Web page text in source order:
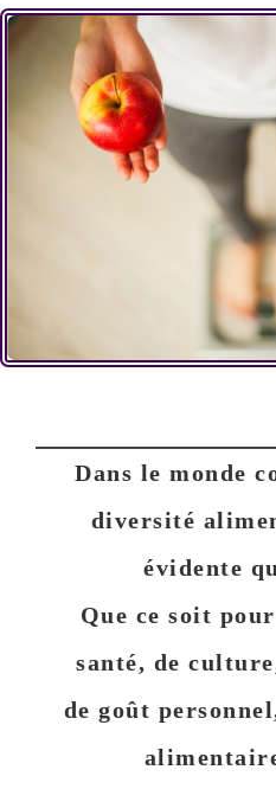
Dans le monde
diversité
évidente
Que ce soit
santé, de
de goût